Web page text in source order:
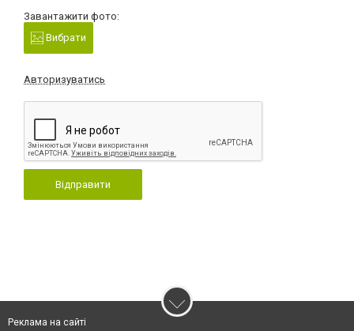
Завантажити фото:
Вибрати
Авторизуватись
Відправити
Реклама на сайті